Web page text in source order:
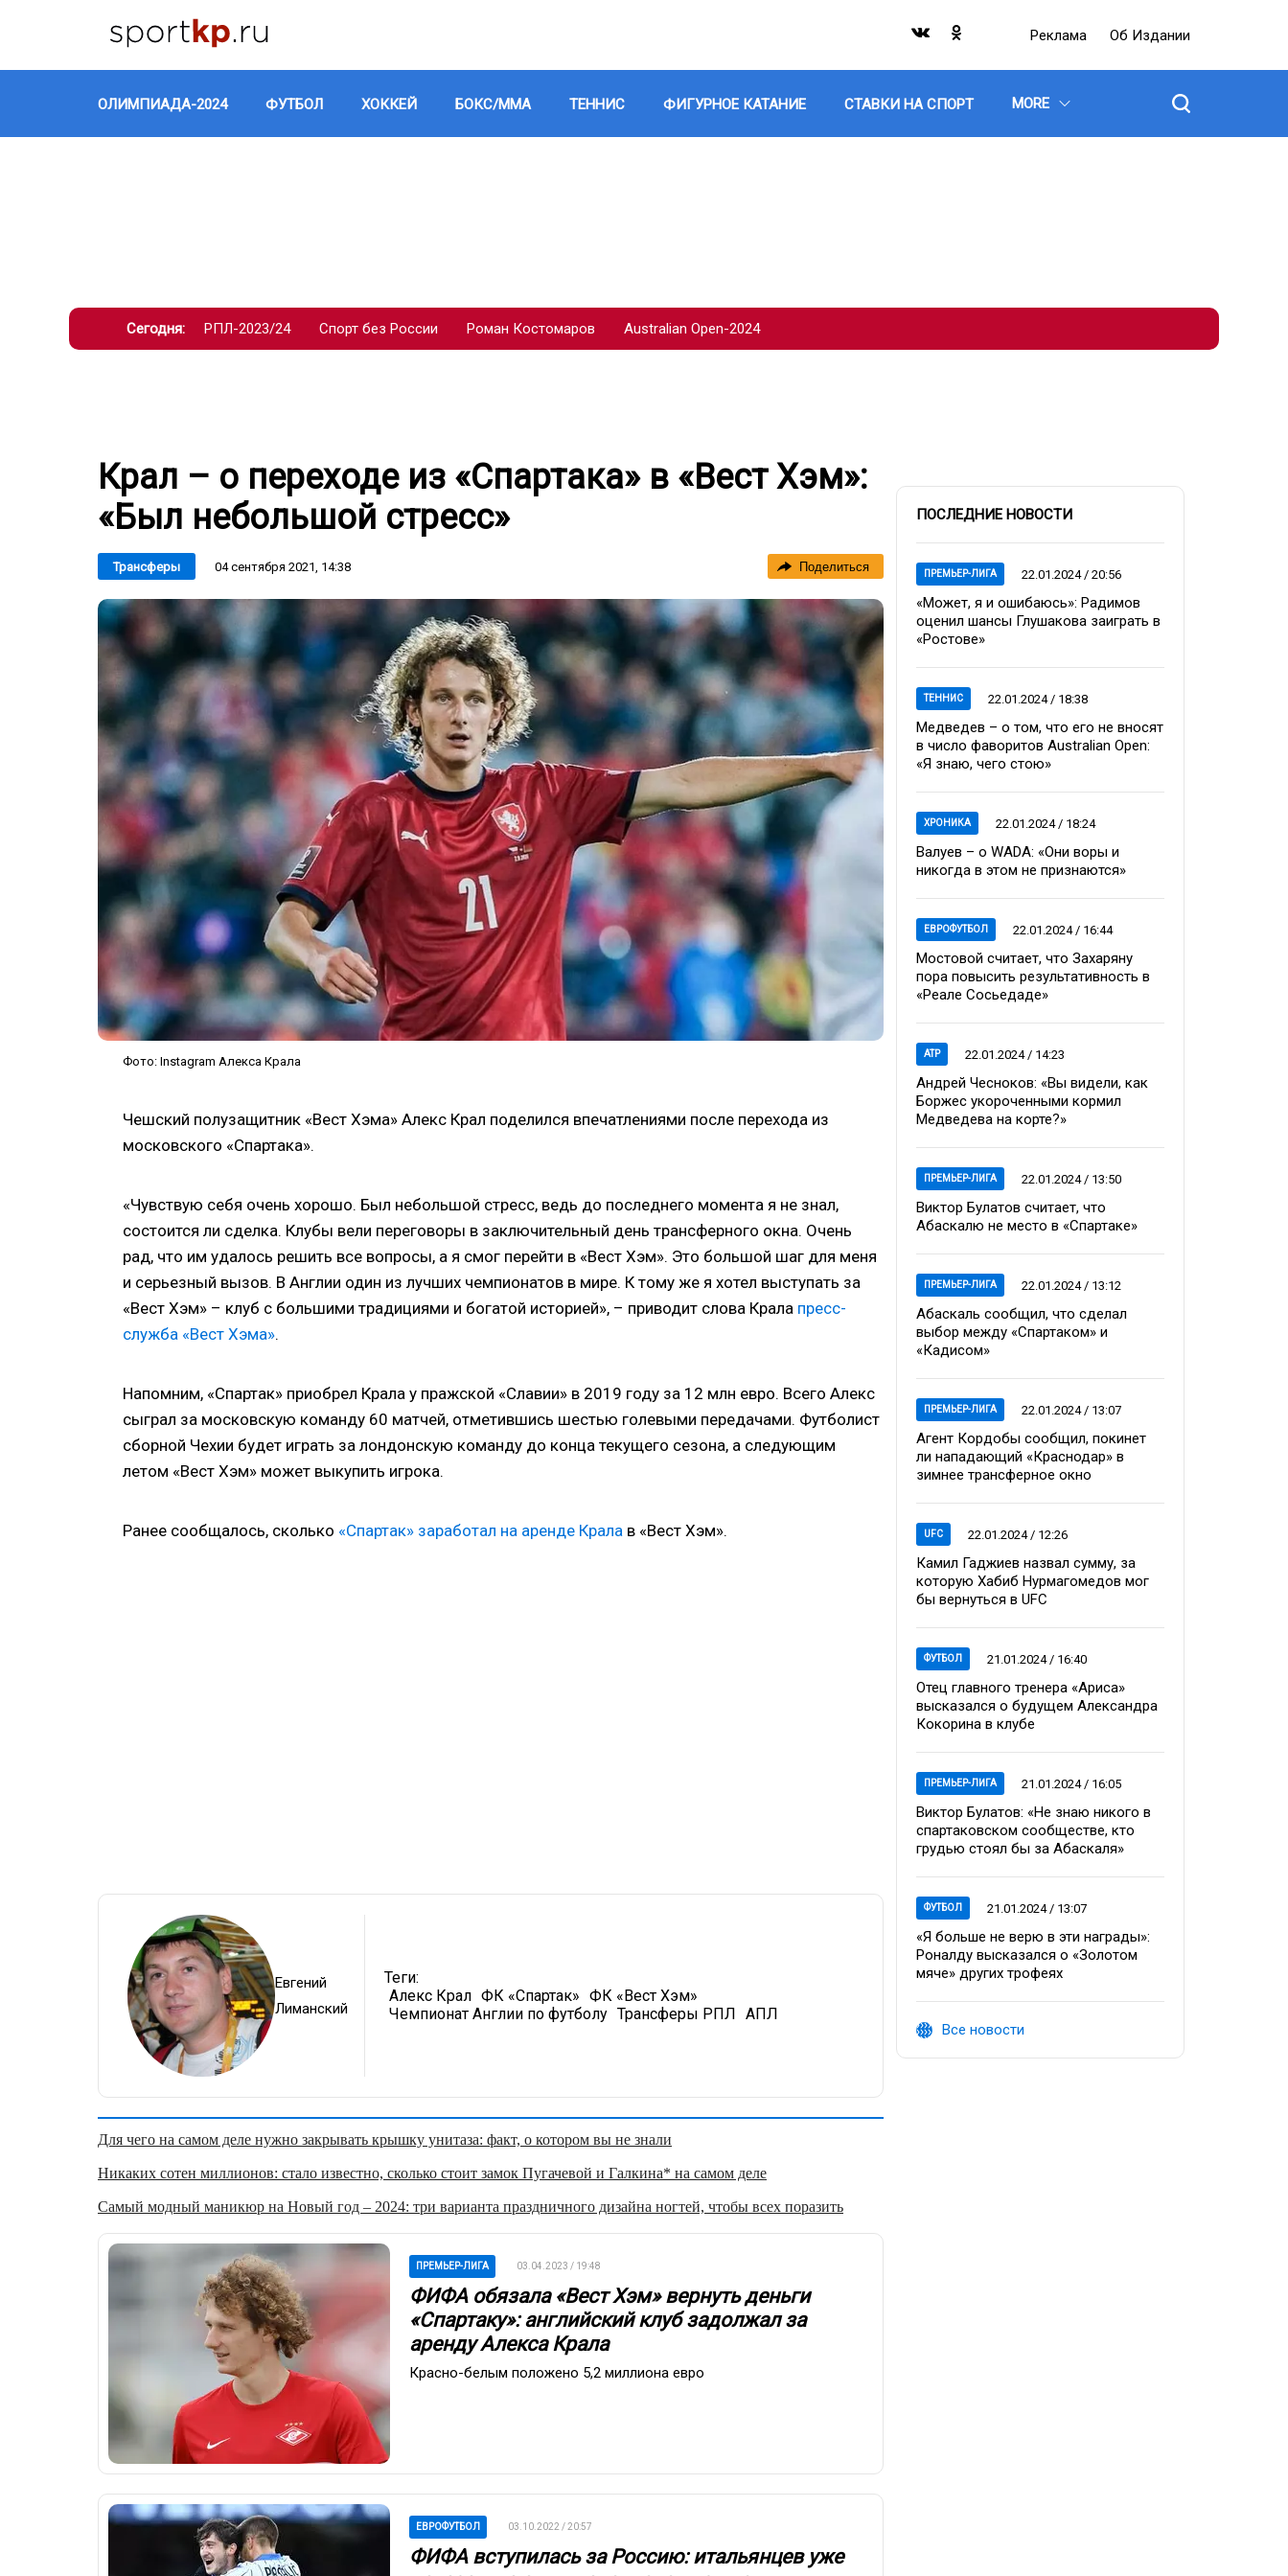
Реклама Об Издании
ОЛИМПИАДА-2024 ФУТБОЛ ХОККЕЙ БОКС/ММА ТЕННИС ФИГУРНОЕ КАТАНИЕ СТАВКИ НА СПОРТ MORE
Сегодня: РПЛ-2023/24 Спорт без России Роман Костомаров Australian Open-2024
Крал – о переходе из «Спартака» в «Вест Хэм»:
«Был небольшой стресс»
Трансферы 04 сентября 2021, 14:38 Поделиться
Фото: Instagram Алекса Крала
Чешский полузащитник «Вест Хэма» Алекс Крал поделился впечатлениями после перехода из
московского «Спартака».
«Чувствую себя очень хорошо. Был небольшой стресс, ведь до последнего момента я не знал,
состоится ли сделка. Клубы вели переговоры в заключительный день трансферного окна. Очень
рад, что им удалось решить все вопросы, а я смог перейти в «Вест Хэм». Это большой шаг для меня
и серьезный вызов. В Англии один из лучших чемпионатов в мире. К тому же я хотел выступать за
«Вест Хэм» – клуб с большими традициями и богатой историей», – приводит слова Крала пресс-
служба «Вест Хэма».
Напомним, «Спартак» приобрел Крала у пражской «Славии» в 2019 году за 12 млн евро. Всего Алекс
сыграл за московскую команду 60 матчей, отметившись шестью голевыми передачами. Футболист
сборной Чехии будет играть за лондонскую команду до конца текущего сезона, а следующим
летом «Вест Хэм» может выкупить игрока.
Ранее сообщалось, сколько «Спартак» заработал на аренде Крала в «Вест Хэм».
Евгений
Лиманский
Теги:
Алекс Крал ФК «Спартак»
ФК «Вест Хэм»
Чемпионат Англии по футболу Трансферы РПЛ АПЛ
Для чего на самом деле нужно закрывать крышку унитаза: факт, о котором вы не знали
Никаких сотен миллионов: стало известно, сколько стоит замок Пугачевой и Галкина* на самом деле
Самый модный маникюр на Новый год – 2024: три варианта праздничного дизайна ногтей, чтобы всех поразить
ПРЕМЬЕР-ЛИГА 03.04.2023 / 19:48
ФИФА обязала «Вест Хэм» вернуть деньги
«Спартаку»: английский клуб задолжал за
аренду Алекса Крала
Красно-белым положено 5,2 миллиона евро
ЕВРОФУТБОЛ 03.10.2022 / 20:57
ФИФА вступилась за Россию: итальянцев уже
ПОСЛЕДНИЕ НОВОСТИ
ПРЕМЬЕР-ЛИГА 22.01.2024 / 20:56
«Может, я и ошибаюсь»: Радимов
оценил шансы Глушакова заиграть в
«Ростове»
ТЕННИС 22.01.2024 / 18:38
Медведев – о том, что его не вносят
в число фаворитов Australian Open:
«Я знаю, чего стою»
ХРОНИКА 22.01.2024 / 18:24
Валуев – о WADA: «Они воры и
никогда в этом не признаются»
ЕВРОФУТБОЛ 22.01.2024 / 16:44
Мостовой считает, что Захаряну
пора повысить результативность в
«Реале Сосьедаде»
ATP 22.01.2024 / 14:23
Андрей Чесноков: «Вы видели, как
Боржес укороченными кормил
Медведева на корте?»
ПРЕМЬЕР-ЛИГА 22.01.2024 / 13:50
Виктор Булатов считает, что
Абаскалю не место в «Спартаке»
ПРЕМЬЕР-ЛИГА 22.01.2024 / 13:12
Абаскаль сообщил, что сделал
выбор между «Спартаком» и
«Кадисом»
ПРЕМЬЕР-ЛИГА 22.01.2024 / 13:07
Агент Кордобы сообщил, покинет
ли нападающий «Краснодар» в
зимнее трансферное окно
UFC 22.01.2024 / 12:26
Камил Гаджиев назвал сумму, за
которую Хабиб Нурмагомедов мог
бы вернуться в UFC
ФУТБОЛ 21.01.2024 / 16:40
Отец главного тренера «Ариса»
высказался о будущем Александра
Кокорина в клубе
ПРЕМЬЕР-ЛИГА 21.01.2024 / 16:05
Виктор Булатов: «Не знаю никого в
спартаковском сообществе, кто
грудью стоял бы за Абаскаля»
ФУТБОЛ 21.01.2024 / 13:07
«Я больше не верю в эти награды»:
Роналду высказался о «Золотом
мяче» других трофеях
Все новости